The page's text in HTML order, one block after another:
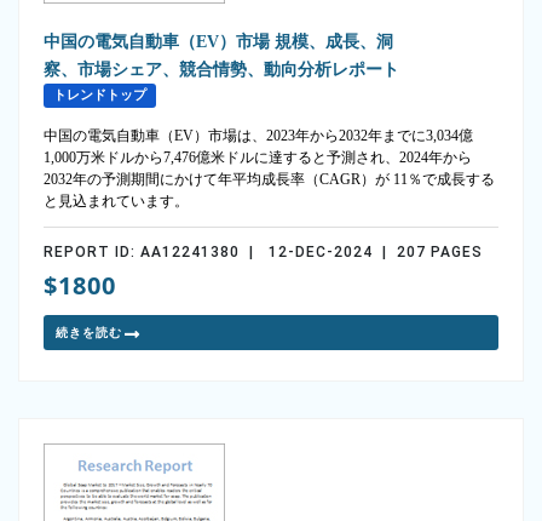
中国の電気自動車（EV）市場 規模、成長、洞
察、市場シェア、競合情勢、動向分析レポート
トレンドトップ
中国の電気自動車（EV）市場は、2023年から2032年までに3,034億
1,000万米ドルから7,476億米ドルに達すると予測され、2024年から
2032年の予測期間にかけて年平均成長率（CAGR）が 11％で成長する
と見込まれています。
REPORT ID: AA12241380 | 12-DEC-2024 | 207 PAGES
$1800
続きを読む